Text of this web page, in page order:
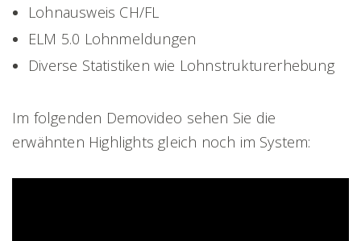
Lohnausweis CH/FL
ELM 5.0 Lohnmeldungen
Diverse Statistiken wie Lohnstrukturerhebung
Im folgenden Demovideo sehen Sie die
erwähnten Highlights gleich noch im System: